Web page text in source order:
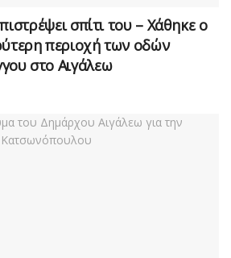
σπίτι του – Χάθηκε ο
περιοχή των οδών
στο Αιγάλεω